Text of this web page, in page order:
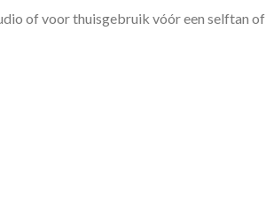
of voor thuisgebruik vóór een selftan of